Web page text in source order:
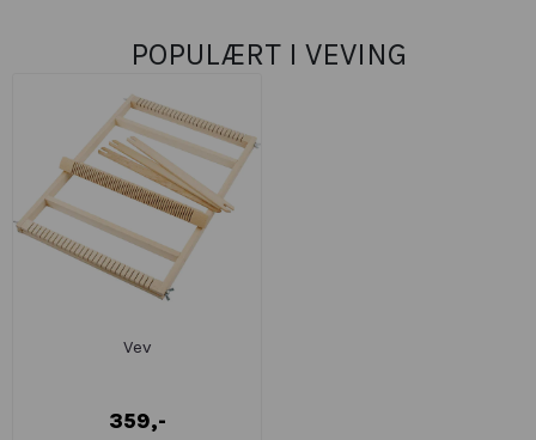
POPULÆRT I VEVING
Vev
359,-